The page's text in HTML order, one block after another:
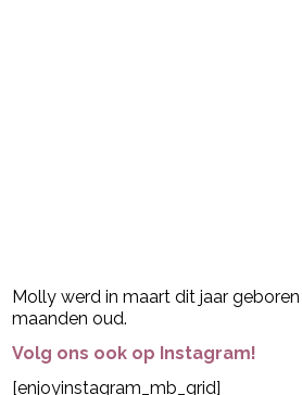
Molly werd in maart dit jaar
maanden oud.
Volg ons ook op Instagram!
[enjoyinstagram_mb_grid]